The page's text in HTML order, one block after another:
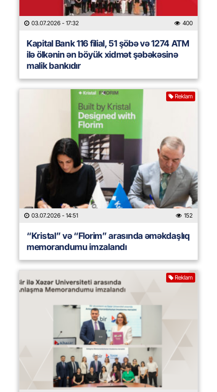
03.07.2026 - 17:32 400
Kapital Bank 116 filial, 51 şöbə və 1274 ATM
ilə ölkənin ən böyük xidmət şəbəkəsinə
malik bankıdır
Reklam
03.07.2026 - 14:51 152
“Kristal” və “Florim” arasında əməkdaşlıq
memorandumu imzalandı
Reklam